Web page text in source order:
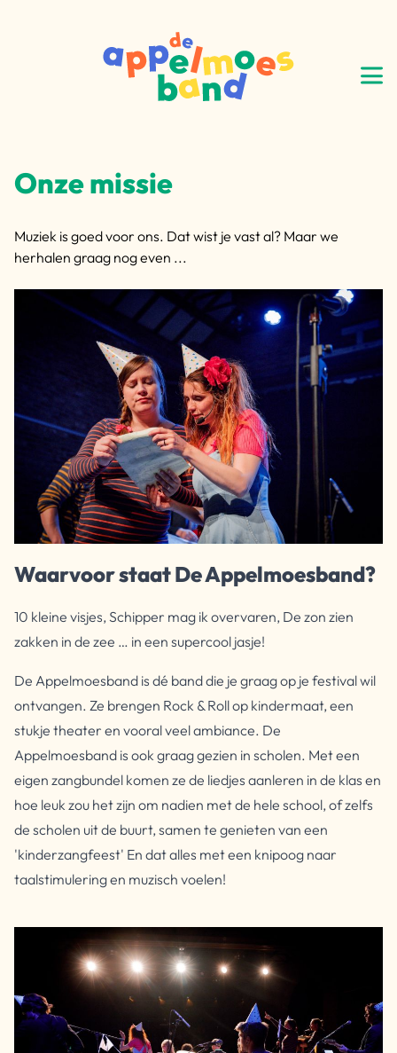
Onze missie
Muziek is goed voor ons. Dat wist je vast al? Maar we
herhalen graag nog even ...
Waarvoor staat De Appelmoesband?
10 kleine visjes, Schipper mag ik overvaren, De zon zien
zakken in de zee … in een supercool jasje!
De Appelmoesband is dé band die je graag op je festival wil
ontvangen. Ze brengen Rock & Roll op kindermaat, een
stukje theater en vooral veel ambiance. De
Appelmoesband is ook graag gezien in scholen. Met een
eigen zangbundel komen ze de liedjes aanleren in de klas en
hoe leuk zou het zijn om nadien met de hele school, of zelfs
de scholen uit de buurt, samen te genieten van een
'kinderzangfeest' En dat alles met een knipoog naar
taalstimulering en muzisch voelen!